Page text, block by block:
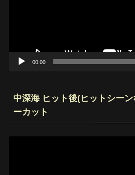
00:00
中深海 ヒット後(ヒットシー
ーカット